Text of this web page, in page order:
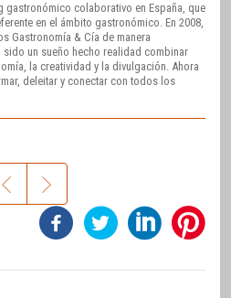
gastronómico colaborativo en España, que
en el ámbito gastronómico. En 2008,
Gastronomía & Cía de manera
un sueño hecho realidad combinar
la creatividad y la divulgación. Ahora
deleitar y conectar con todos los